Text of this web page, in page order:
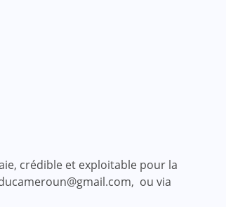
crédible et exploitable pour la
ou via